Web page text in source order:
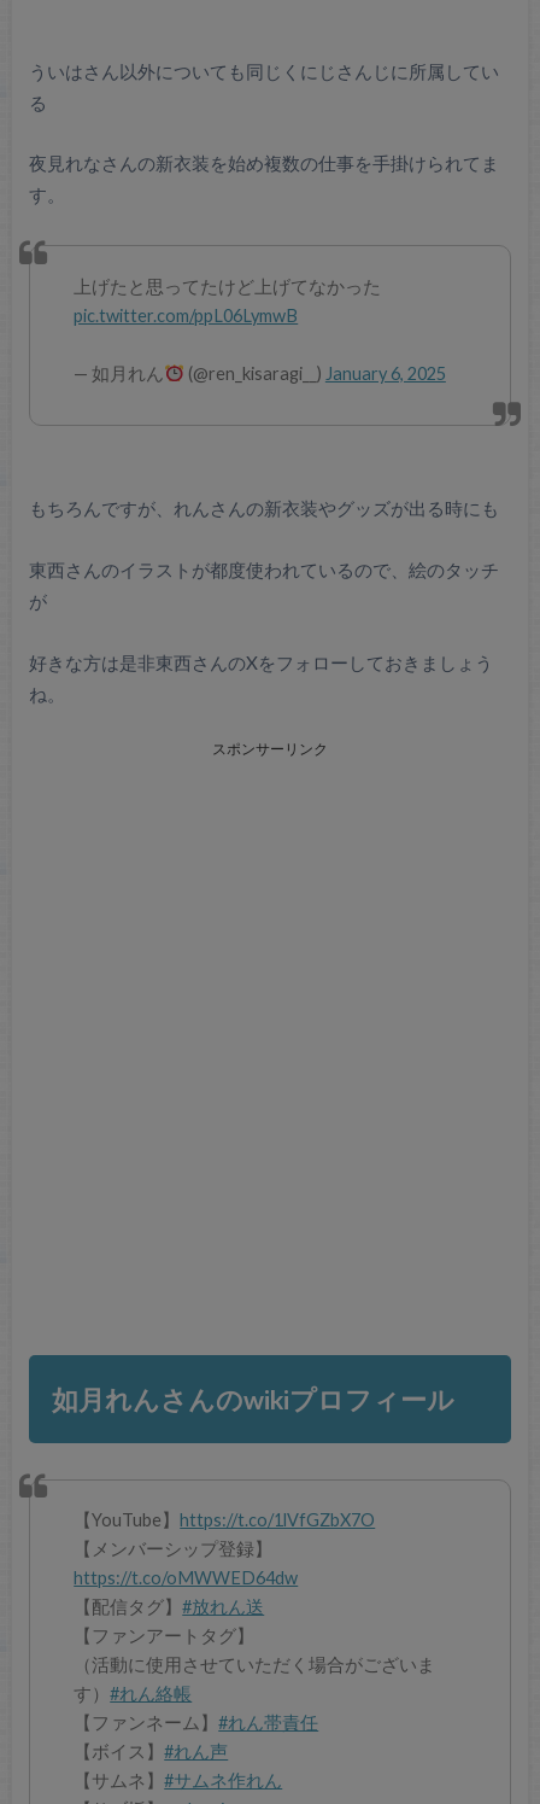
ういはさん以外についても同じくにじさんじに所属してい
る
夜見れなさんの新衣装を始め複数の仕事を手掛けられてま
す。
上げたと思ってたけど上げてなかった
pic.twitter.com/ppL06LymwB
— 如月れん (@ren_kisaragi__) January 6, 2025
もちろんですが、れんさんの新衣装やグッズが出る時にも
東西さんのイラストが都度使われているので、絵のタッチ
が
好きな方は是非東西さんのXをフォローしておきましょう
ね。
スポンサーリンク
如月れんさんのwikiプロフィール
【YouTube】https://t.co/1lVfGZbX7O
【メンバーシップ登録】
https://t.co/oMWWED64dw
【配信タグ】#放れん送
【ファンアートタグ】
（活動に使用させていただく場合がございま
す）#れん絡帳
【ファンネーム】#れん帯責任
【ボイス】#れん声
【サムネ】#サムネ作れん